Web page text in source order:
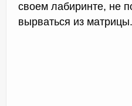
своем лабиринте, не
вырваться из матрицы.